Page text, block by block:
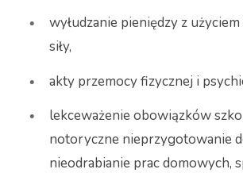
wyłudzanie pieniędzy z
siły,
akty przemocy fizycznej i
lekceważenie obowiązków
notoryczne nieprzygotowanie
nieodrabianie prac domowych,